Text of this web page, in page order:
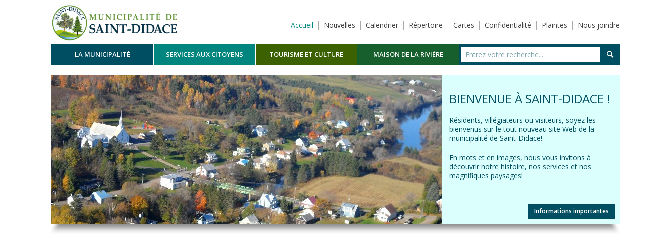
Accueil Nouvelles Calendrier Répertoire Cartes Confidentialité Plaintes Nous joindre
LA MUNICIPALITÉ SERVICES AUX CITOYENS TOURISME ET CULTURE MAISON DE LA RIVIÈRE
MASKINONGÉ
BIENVENUE À SAINT-DIDACE !
Résidents, villégiateurs ou visiteurs, soyez les
bienvenus sur le tout nouveau site Web de la
municipalité de Saint-Didace!
En mots et en images, nous vous invitons à
découvrir notre histoire, nos services et nos
magnifiques paysages!
Informations importantes